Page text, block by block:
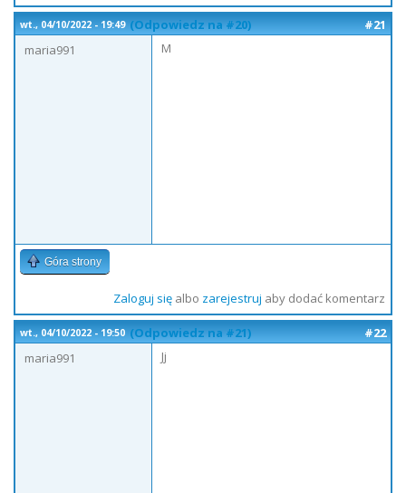
wt., 04/10/2022 - 19:49 (Odpowiedz na #20)
#21
maria991
M
Góra strony
Zaloguj sięalbo zarejestruj aby dodać komentarz
wt., 04/10/2022 - 19:50 (Odpowiedz na #21)
#22
maria991
Jj